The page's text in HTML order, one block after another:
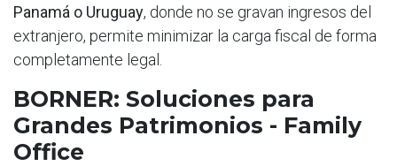
Panamá o Uruguay, donde no se gravan ingresos del
extranjero, permite minimizar la carga fiscal de forma
completamente legal.
BORNER: Soluciones para
Grandes Patrimonios - Family
Office